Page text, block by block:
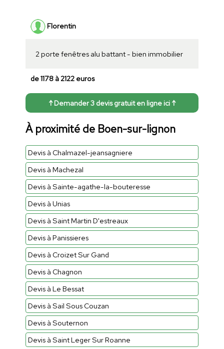
Florentin
2 porte fenêtres alu battant - bien immobilier
de 1178 à 2122 euros
↑ Demander 3 devis gratuit en ligne ici ↑
À proximité de Boen-sur-lignon
Devis à Chalmazel-jeansagniere
Devis à Machezal
Devis à Sainte-agathe-la-bouteresse
Devis à Unias
Devis à Saint Martin D'estreaux
Devis à Panissieres
Devis à Croizet Sur Gand
Devis à Chagnon
Devis à Le Bessat
Devis à Sail Sous Couzan
Devis à Souternon
Devis à Saint Leger Sur Roanne